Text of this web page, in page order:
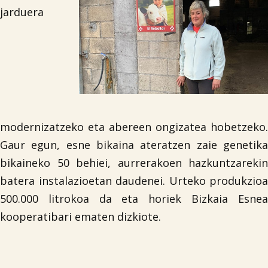
jarduera
modernizatzeko eta abereen ongizatea hobetzeko.
Gaur egun, esne bikaina ateratzen zaie genetika
bikaineko 50 behiei, aurrerakoen hazkuntzarekin
batera instalazioetan daudenei. Urteko produkzioa
500.000 litrokoa da eta horiek Bizkaia Esnea
kooperatibari ematen dizkiote.